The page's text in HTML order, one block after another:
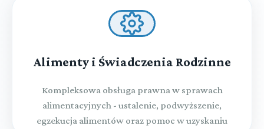
Alimenty i Świadczenia Rodzinne
Kompleksowa obsługa prawna w sprawach
alimentacyjnych - ustalenie, podwyższenie,
egzekucja alimentów oraz pomoc w uzyskaniu